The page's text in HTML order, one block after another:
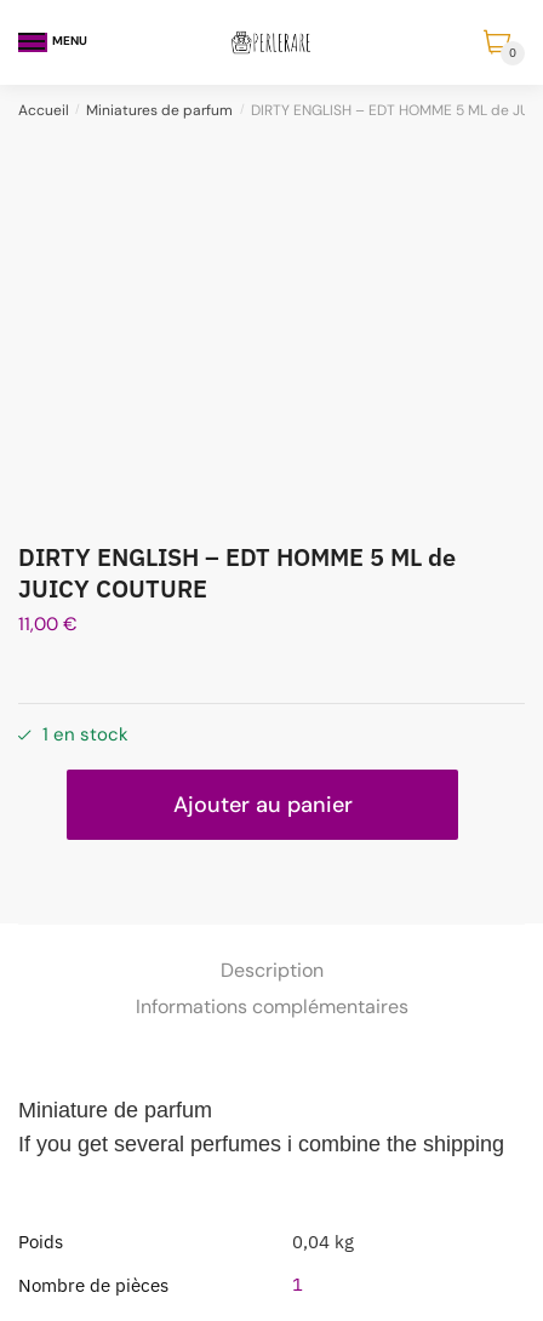
MENU
0
Accueil / Miniatures de parfum / DIRTY ENGLISH – EDT HOMME 5 ML de
DIRTY ENGLISH – EDT HOMME 5 ML de
JUICY COUTURE
11,00 €
1 en stock
Ajouter au panier
Description
Informations complémentaires
Miniature de parfum
If you get several perfumes i combine the shipping
Poids
0,04 kg
Nombre de pièces
1